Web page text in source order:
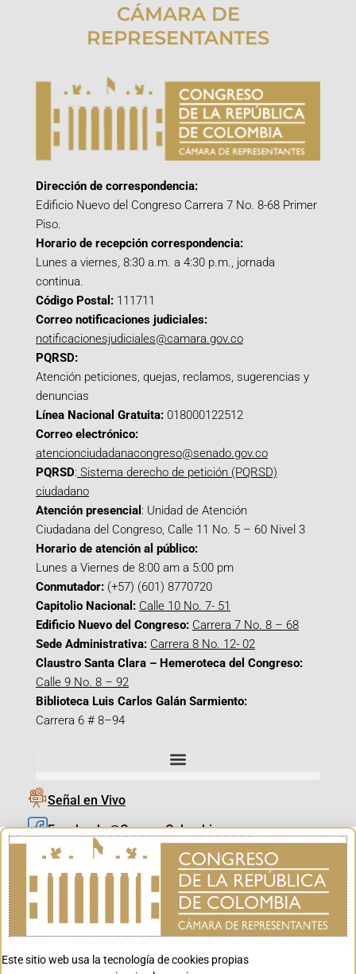
CÁMARA DE
REPRESENTANTES
Dirección de correspondencia:
Edificio Nuevo del Congreso Carrera 7 No. 8-68 Primer
Piso.
Horario de recepción correspondencia:
Lunes a viernes, 8:30 a.m. a 4:30 p.m., jornada
continua.
Código Postal: 111711
Correo notificaciones judiciales:
notificacionesjudiciales@camara.gov.co
PQRSD:
Atención peticiones, quejas, reclamos, sugerencias y
denuncias
Línea Nacional Gratuita: 018000122512
Correo electrónico:
atencionciudadanacongreso@senado.gov.co
PQRSD: Sistema derecho de petición (PQRSD)
ciudadano
Atención presencial : Unidad de Atención
Ciudadana del Congreso, Calle 11 No. 5 – 60 Nivel 3
Horario de atención al público:
Lunes a Viernes de 8:00 am a 5:00 pm
Conmutador: (+57) (601) 8770720
Capitolio Nacional: Calle 10 No. 7- 51
Edificio Nuevo del Congreso: Carrera 7 No. 8 – 68
Sede Administrativa: Carrera 8 No. 12- 02
Claustro Santa Clara – Hemeroteca del Congreso:
Calle 9 No. 8 – 92
Biblioteca Luis Carlos Galán Sarmiento:
Carrera 6 # 8–94
Señal en Vivo
Facebook_@CamaraColombia
Instagram_@CamaraColombia
X_@CamaraColombia
Youtube_@CamaraColombia
Este sitio web usa la tecnología de cookies propias